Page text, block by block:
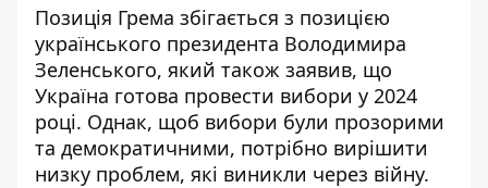
Позиція Грема збігається з позицією
українського президента Володимира
Зеленського, який також заявив, що
Україна готова провести вибори у 2024
році. Однак, щоб вибори були прозорими
та демократичними, потрібно вирішити
низку проблем, які виникли через війну.